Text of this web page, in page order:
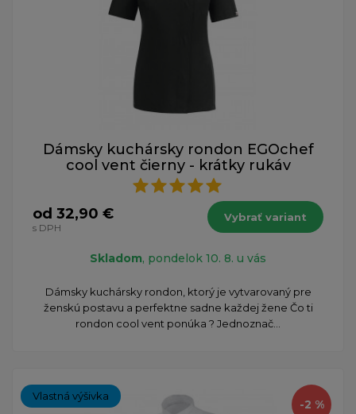
Dámsky kuchársky rondon EGOchef
cool vent čierny - krátky rukáv
od 32,90 €
s DPH
Vybrať variant
Skladom, pondelok 10. 8. u vás
Dámsky kuchársky rondon, ktorý je vytvarovaný pre
ženskú postavu a perfektne sadne každej žene Čo ti
rondon cool vent ponúka ? Jednoznač...
-2 %
Vlastná výšivka